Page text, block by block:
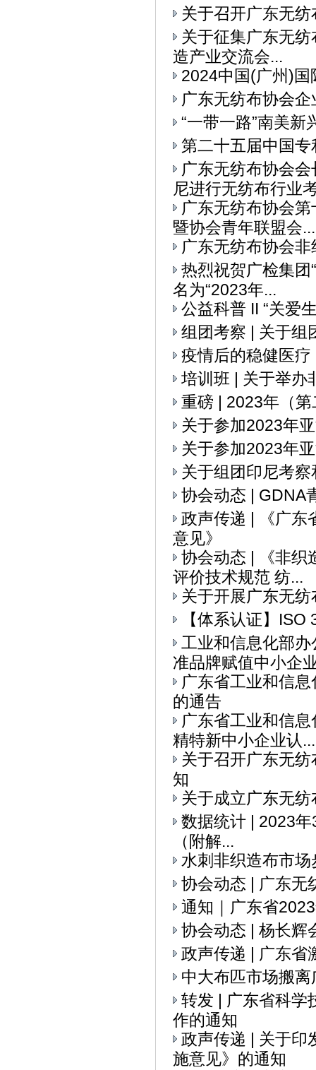
关于召开广东无
关于征集广东无
造产业交流会...
2024中国(广州)
广东无纺布协会
“一带一路”南美
第二十五届中国
广东无纺布协会
尼进行无纺布行业
广东无纺布协会
暨协会青年联盟会...
广东无纺布协会
热烈祝贺广检集团
名为“2023年...
公益科普 II “关爱
组团考察 | 关于组
疫情后的稳健医
培训班 | 关于举办
重磅 | 2023年（
关于参加2023年
关于参加2023年
关于组团印尼考
协会动态 | GDNA
政声传递 | 《广东
意见》
协会动态 | 《非织
评价技术规范 纺...
关于开展广东无
【体系认证】
工业和信息化部
准品牌赋值中小企
广东省工业和信
的通告
广东省工业和信
精特新中小企业认...
关于召开广东无
知
关于成立广东无
数据统计 | 2023
（附解...
水刺非织造布市
协会动态 | ​广东无
通知｜广东省
协会动态 | 杨长辉
政声传递 | 广东省
中大布匹市场搬
转发 | 广东省科学
作的通知
政声传递 | 关于印
施意见》的通知